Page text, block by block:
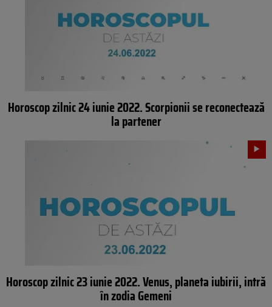
Horoscop zilnic 24 iunie 2022. Scorpionii se reconectează
la partener
Horoscop zilnic 23 iunie 2022. Venus, planeta iubirii, intră
în zodia Gemeni